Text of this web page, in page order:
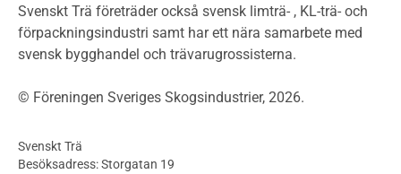
Byggsystem
Fasadsystem i skivmaterial
Bullerskärmar och andra utomhuskonstruktioner
Byggnation och utförande
Utförande
Svenskt Trä företräder också svensk limträ- , KL-trä- och
förpackningsindustri samt har ett nära samarbete med
svensk bygghandel och trävarugrossisterna.
© Föreningen Sveriges Skogsindustrier, 2026.
Svenskt Trä
Besöksadress: Storgatan 19